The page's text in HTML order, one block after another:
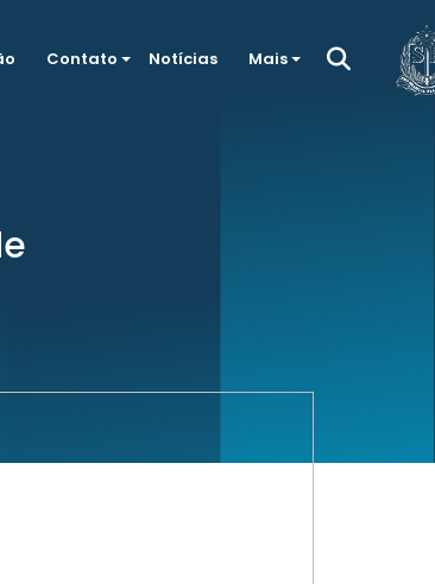
Contato Notícias Mais